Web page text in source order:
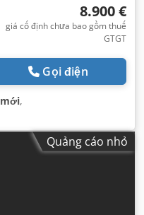
8.900 €
giá cố định chưa bao gồm thuế
GTGT
Gọi điện
mới,
Quảng cáo nhỏ